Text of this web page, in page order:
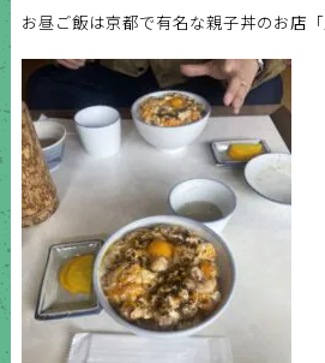
お昼ご飯は京都で有名な親子丼のお店「